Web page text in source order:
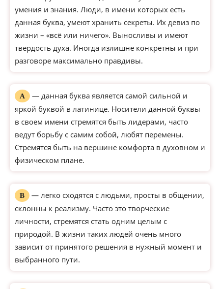
умения и знания. Люди, в имени которых есть
данная буква, умеют хранить секреты. Их девиз по
жизни – «всё или ничего». Выносливы и имеют
твердость духа. Иногда излишне конкретны и при
разговоре максимально правдивы.
А
— данная буква является самой сильной и
яркой буквой в латинице. Носители данной буквы
в своем имени стремятся быть лидерами, часто
ведут борьбу с самим собой, любят перемены.
Стремятся быть на вершине комфорта в духовном и
физическом плане.
В
— легко сходятся с людьми, просты в общении,
склонны к реализму. Часто это творческие
личности, стремятся стать одним целым с
природой. В жизни таких людей очень много
зависит от принятого решения в нужный момент и
выбранного пути.